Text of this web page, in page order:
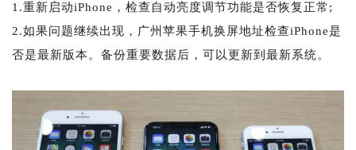
1.重新启动iPhone，检查自动亮度调节功能是否恢复正常;
2.如果问题继续出现，广州苹果手机换屏地址检查iPhone是
否是最新版本。备份重要数据后，可以更新到最新系统。